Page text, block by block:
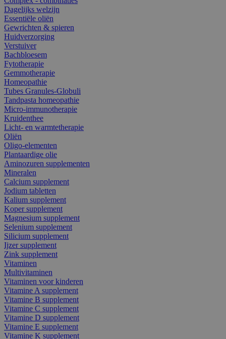
Dagelijks welzijn
Essentiële oliën
Gewrichten & spieren
Huidverzorging
Verstuiver
Bachbloesem
Fytotherapie
Gemmotherapie
Homeopathie
Tubes Granules-Globuli
Tandpasta homeopathie
Micro-immunotherapie
Kruidenthee
Licht- en warmtetherapie
Oliën
Oligo-elementen
Plantaardige olie
Aminozuren supplementen
Mineralen
Calcium supplement
Jodium tabletten
Kalium supplement
Koper supplement
Magnesium supplement
Selenium supplement
Silicium supplement
Ijzer supplement
Zink supplement
Vitaminen
Multivitaminen
Vitaminen voor kinderen
Vitamine A supplement
Vitamine B supplement
Vitamine C supplement
Vitamine D supplement
Vitamine E supplement
Vitamine K supplement